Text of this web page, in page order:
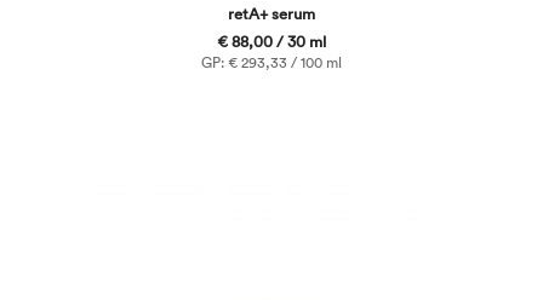
retA+ serum
€ 88,00 / 30 ml
GP: € 293,33 / 100 ml